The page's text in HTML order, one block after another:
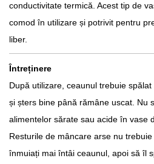
conductivitate termică. Acest tip de
comod în utilizare și potrivit pentru
liber.
Întreținere
După utilizare, ceaunul trebuie
și șters bine până rămâne uscat. Nu
alimentelor sărate sau acide în vase
Resturile de mâncare arse nu
înmuiați mai întâi ceaunul, apoi să îl